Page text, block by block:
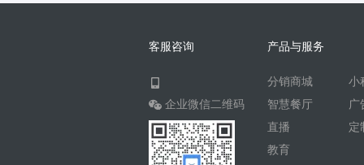
客服咨询
企业微信二维码
产品与服务
分销商城
智慧餐厅
直播
教育
小
广
定